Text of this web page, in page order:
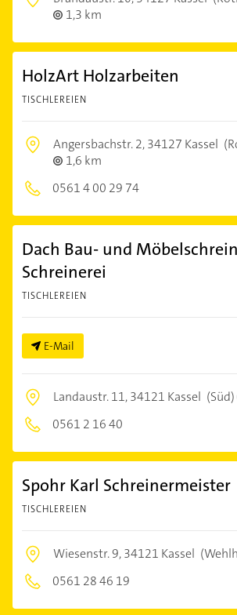
1,3 km
HolzArt Holzarbeiten
TISCHLEREIEN
Angersbachstr. 2,34127 Kassel
1,6 km
0561 4 00 29 74
Dach Bau- und
Schreinerei
TISCHLEREIEN
E-Mail
Landaustr. 11,34121 Kassel (Süd)
0561 2 16 40
Spohr Karl Schreinermeister
TISCHLEREIEN
Wiesenstr. 9,34121 Kassel
0561 28 46 19